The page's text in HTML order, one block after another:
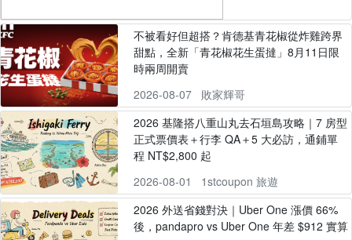
不被看好但超搭？肯德基青花椒從炸雞跨界
甜點，全新「青花椒花生蛋撻」8月11日限
時兩周開賣
2026-08-07
敗家輝哥
2026 基隆搭八重山丸去石垣島攻略｜7 房型
正式票價表＋行李 QA＋5 大必訪，通鋪單
程 NT$2,800 起
2026-08-01
1stcoupon 旅遊
2026 外送省錢對決｜Uber One 漲價 66%
後，pandapro vs Uber One 年差 $912 實算